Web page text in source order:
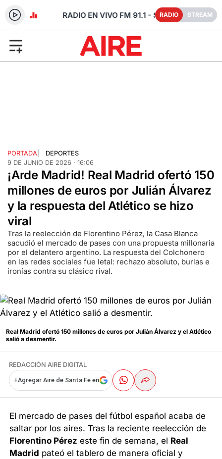
FE RADIO STREAM
PORTADA
DEPORTES
9 DE JUNIO DE 2026 · 16:06
¡Arde Madrid! Real Madrid ofertó 150
millones de euros por Julián Álvarez
y la respuesta del Atlético se hizo
viral
Tras la reelección de Florentino Pérez, la Casa Blanca
sacudió el mercado de pases con una propuesta millonaria
por el delantero argentino. La respuesta del Colchonero
en las redes sociales fue letal: rechazo absoluto, burlas e
ironías contra su clásico rival.
Real Madrid ofertó 150 millones de euros por Julián Álvarez y el Atlético
salió a desmentir.
REDACCIÓN AIRE DIGITAL
+Agregar Aire de Santa Fe en
El mercado de pases del fútbol español acaba de
saltar por los aires. Tras la reciente reelección de
Florentino Pérez este fin de semana, el Real
Madrid pateó el tablero de manera oficial y